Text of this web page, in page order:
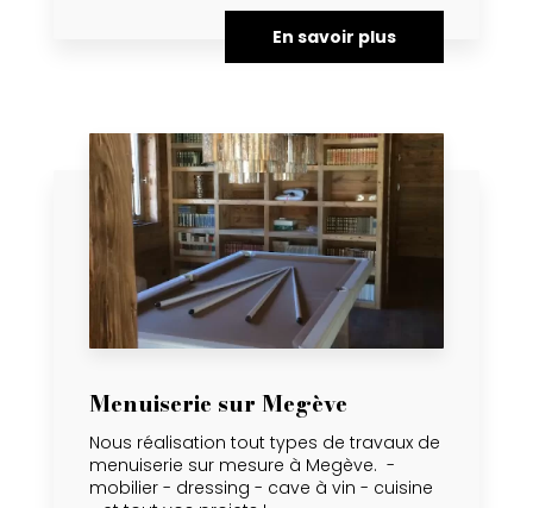
En savoir plus
Menuiserie sur Megève
Nous réalisation tout types de travaux de
menuiserie sur mesure à Megève. -
mobilier - dressing - cave à vin - cuisine